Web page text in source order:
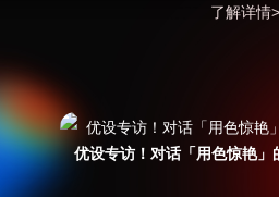
了解详情
优设专访！对话「用色惊艳